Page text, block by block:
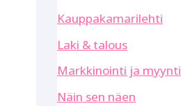
Kauppakamarilehti
Laki & talous
Markkinointi ja myynti
Näin sen näen